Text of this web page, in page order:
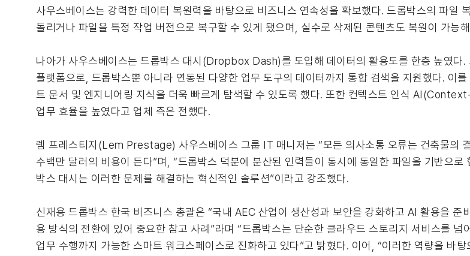
사우스베이스는 강력한 데이터 복원력을 바탕으로 비즈니스 연속성을 확보했다. 드롭박스의 파일
돌리거나 파일을 특정 작업 버전으로 복구할 수 있게 됐으며, 실수로 삭제된 콘텐츠도 복원이 가능
나아가 사우스베이스는 드롭박스 대시(Dropbox Dash)를 도입해 데이터의 활용도를 한층 높였다.
플랫폼으로, 드롭박스뿐 아니라 연동된 다양한 업무 도구의 데이터까지 통합 검색을 지원했다. 이
트 문서 및 엔지니어링 지식을 더욱 빠르게 탐색할 수 있도록 했다. 또한 컨텍스트 인식
업무 효율을 높였다고 업체 측은 전했다.
렘 프레스티지(Lem Prestage) 사우스베이스 그룹 IT 매니저는 “모든 의사소통 오류는 건축물의
수백만 달러의 비용이 든다”며, “드롭박스 덕분에 분산된 인력들이 동시에 동일한 파일을 기반으로
박스 대시는 이러한 문제를 해결하는 혁신적인 솔루션”이라고 강조했다.
신재용 드롭박스 한국 비즈니스 총괄은 “국내 AEC 산업이 생산성과 보안을 강화하고 AI 활용을
용 방식의 전환에 있어 중요한 참고 사례”라며 “드롭박스는 단순한 클라우드 스토리지 서비스를 넘
업무 수행까지 가능한 스마트 워크스페이스로 진화하고 있다”고 밝혔다. 이어, “이러한 역량을 바